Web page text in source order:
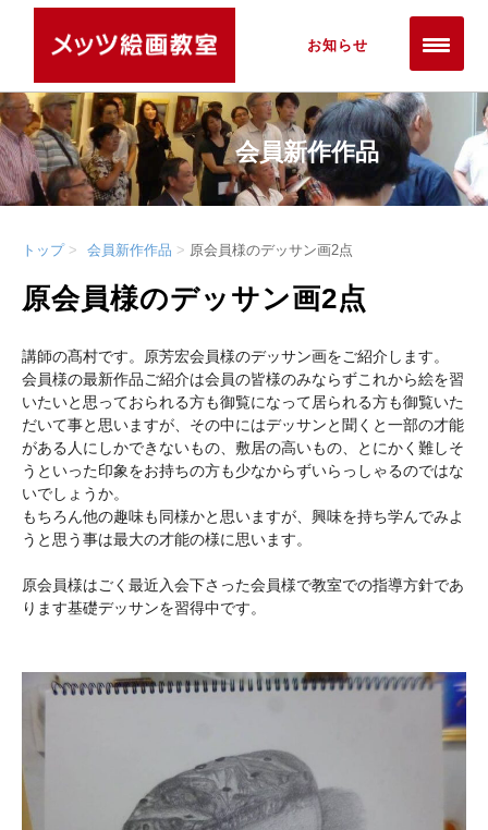
お知らせ
会員新作作品
トップ 会員新作作品 原会員様のデッサン画2点
原会員様のデッサン画2点
講師の髙村です。原芳宏会員様のデッサン画をご紹介します。
会員様の最新作品ご紹介は会員の皆様のみならずこれから絵を習
いたいと思っておられる方も御覧になって居られる方も御覧いた
だいて事と思いますが、その中にはデッサンと聞くと一部の才能
がある人にしかできないもの、敷居の高いもの、とにかく難しそ
うといった印象をお持ちの方も少なからずいらっしゃるのではな
いでしょうか。
もちろん他の趣味も同様かと思いますが、興味を持ち学んでみよ
うと思う事は最大の才能の様に思います。
原会員様はごく最近入会下さった会員様で教室での指導方針であ
ります基礎デッサンを習得中です。